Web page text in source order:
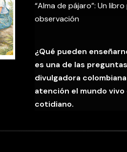
“Alma de pájaro”: Un
observación
¿Qué pueden
es una de las
divulgadora
atención el mundo
cotidiano.